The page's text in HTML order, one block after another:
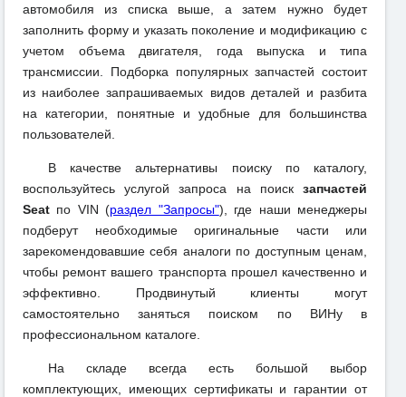
автомобиля из списка выше, а затем нужно будет
заполнить форму и указать поколение и модификацию с
учетом объема двигателя, года выпуска и типа
трансмиссии. Подборка популярных запчастей состоит
из наиболее запрашиваемых видов деталей и разбита
на категории, понятные и удобные для большинства
пользователей.
В качестве альтернативы поиску по каталогу,
воспользуйтесь услугой запроса на поиск запчастей
Seat по VIN (раздел "Запросы"), где наши менеджеры
подберут необходимые оригинальные части или
зарекомендовавшие себя аналоги по доступным ценам,
чтобы ремонт вашего транспорта прошел качественно и
эффективно. Продвинутый клиенты могут
самостоятельно заняться поиском по ВИНу в
профессиональном каталоге.
На складе всегда есть большой выбор
комплектующих, имеющих сертификаты и гарантии от